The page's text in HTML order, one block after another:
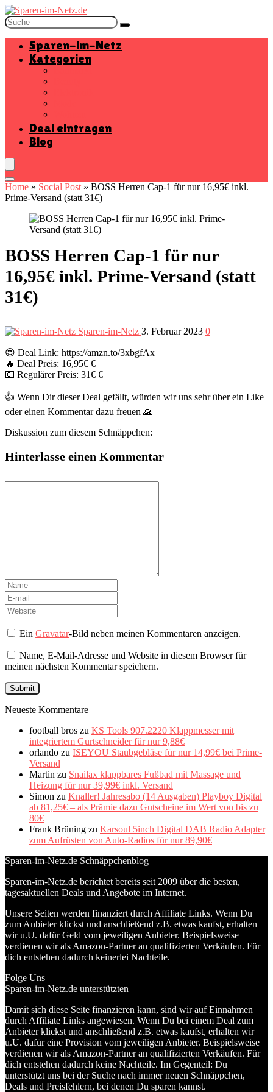
Sparen-im-Netz
Kategorien
Deal eintragen
Blog
Home » Social Post » BOSS Herren Cap-1 für nur 16,95€ inkl.
Prime-Versand (statt 31€)
BOSS Herren Cap-1 für nur
16,95€ inkl. Prime-Versand (statt
31€)
Sparen-im-Netz 3. Februar 2023 0
😍 Deal Link: https://amzn.to/3xbgfAx
🔥 Deal Preis: 16,95€ €
💶 Regulärer Preis: 31€ €
👍 Wenn Dir dieser Deal gefällt, würden wir uns sehr über ein Like
oder einen Kommentar dazu freuen 🙏
Diskussion zum diesem Schnäppchen:
Hinterlasse einen Kommentar
EinGravatar-Bild neben meinen Kommentaren anzeigen.
Name, E-Mail-Adresse und Website in diesem Browser für
meinen nächsten Kommentar speichern.
Neueste Kommentare
football bros zu KS Tools 907.2220 Klappmesser mit
integriertem Gurtschneider für nur 9,88€
orlando zu ISEYOU Staubgebläse für nur 14,99€ bei Prime-
Versand
Martin zu Snailax klappbares Fußbad mit Massage und
Heizung für nur 39,99€ inkl. Versand
Simon zu Knaller! Jahresabo (14 Ausgaben) Playboy Digital
ab 81,25€ – als Prämie dazu Gutscheine im Wert von bis zu
80€
Frank Brüning zu Karsoul 5inch Digital DAB Radio Adapter
zum Aufrüsten von Auto-Radios für nur 89,90€
Sparen-im-Netz.de Schnäppchenblog
Sparen-im-Netz.de berichtet bereits seit 2009 über die besten,
tagesaktuellen Deals und Angebote im Internet.
Unsere Seiten werden finanziert durch Affiliate Links. Wenn Du
zum Anbieter klickst und anschließend z.B. etwas kaufst, erhalten
wir u.U. dafür Geld vom jeweiligen Anbieter. Beispielsweise
verdienen wir als Amazon-Partner an qualifizierten Verkäufen. Für
dich entstehen dadurch keinerlei Nachteile.
Folge Uns
Sparen-im-Netz.de unterstützten
Damit sich diese Seite finanzieren kann, sind wir auf Einnahmen
durch Affiliate Links angewiesen. Wenn Du bei einem Deal zum
Anbieter klickst und anschließend z.B. etwas kaufst, erhalten wir
u.U. dafür eine Provision vom jeweiligen Anbieter. Beispielsweise
verdienen wir als Amazon-Partner an qualifizierten Verkäufen. Für
dich entstehen dadurch keine Nachteile. Im Gegenteil: Du
unterstützt uns bei der Suche nach immer neuen Schnäppchen,
Deals und Preisfehlern, bei denen Du sparen kannst.